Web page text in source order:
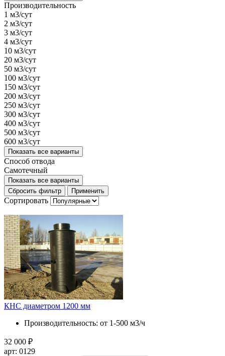
Производительность
1 м3/сут
2 м3/сут
3 м3/сут
4 м3/сут
10 м3/сут
20 м3/сут
50 м3/сут
100 м3/сут
150 м3/сут
200 м3/сут
250 м3/сут
300 м3/сут
400 м3/сут
500 м3/сут
600 м3/сут
Показать все варианты
Способ отвода
Самотечный
Показать все варианты
Сбросить фильтр
Применить
Сортировать
КНС диаметром 1200 мм
Производительность: от 1-500 м3/ч
32 000 ₽
арт: 0129